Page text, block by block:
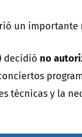
un importante
decidió no
técnicas y la